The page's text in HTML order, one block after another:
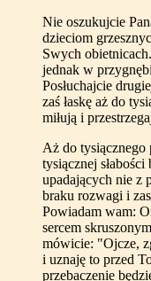
Nie oszukujcie
dzieciom
Swych
jednak w
Posłuchajcie
zaś łaskę aż do
miłują i
Aż do
tysiącznej
upadających nie z
braku rozwagi i
Powiadam wam:
sercem
mówicie: "Ojcze,
i uznaję to przed
przebaczenie